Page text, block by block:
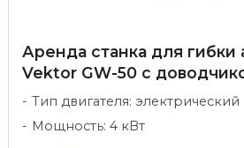
Аренда станка для гибки
Vektor GW-50 с
Тип двигателя: электрический
Мощность: 4 кВт